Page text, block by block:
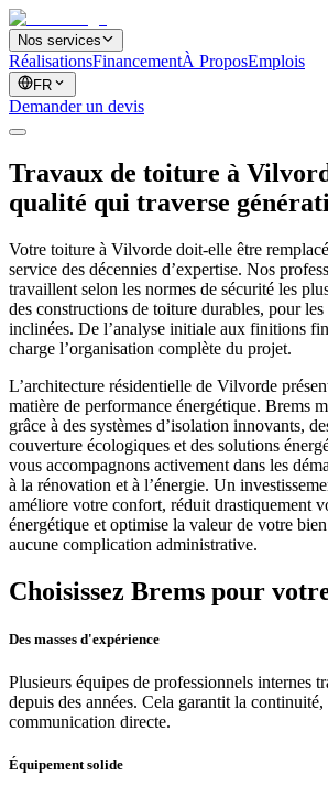
Nos services
RéalisationsFinancementÀ ProposEmplois
FR
Demander un devis
Travaux de toiture à
qualité qui traverse
Votre toiture à Vilvorde doit-elle être
service des décennies d’expertise. Nos
travaillent selon les normes de sécurité les
des constructions de toiture durables, pour
inclinées. De l’analyse initiale aux finitions
charge l’organisation complète du projet.
L’architecture résidentielle de Vilvorde
matière de performance énergétique. Brems
grâce à des systèmes d’isolation innovants,
couverture écologiques et des solutions
vous accompagnons activement dans les
à la rénovation et à l’énergie. Un
améliore votre confort, réduit drastiquement
énergétique et optimise la valeur de votre
aucune complication administrative.
Choisissez Brems pour
Des masses d'expérience
Plusieurs équipes de professionnels internes
depuis des années. Cela garantit la
communication directe.
Équipement solide